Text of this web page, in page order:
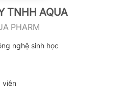
TNHH AQUA
PHARM
nghệ sinh học
viên